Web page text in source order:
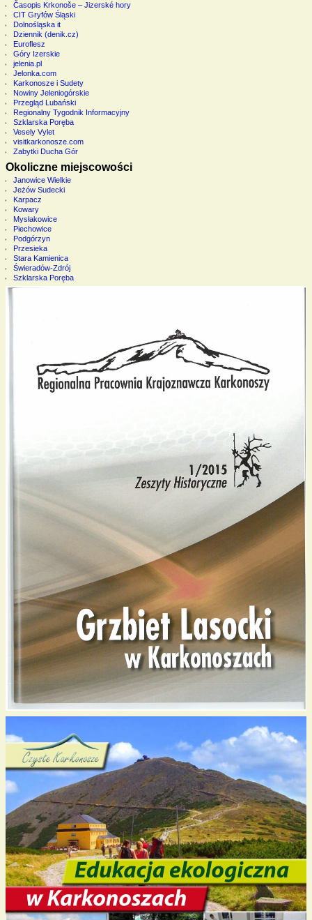
Časopis Krkonoše – Jizerské hory
CIT Gryfów Śląski
Dolnośląska it
Dziennik (denik.cz)
Euroflesz
Góry Izerskie
jelenia.pl
Jelonka.com
Karkonosze i Sudety
Nowiny Jeleniogórskie
Przegląd Lubański
Regionalny Tygodnik Informacyjny
Szklarska Poręba
Vesely Vylet
visitkarkonosze.com
Zabytki Ducha Gór
Okoliczne miejscowości
Janowice Wielkie
Jeżów Sudecki
Karpacz
Kowary
Mysłakowice
Piechowice
Podgórzyn
Przesieka
Stara Kamienica
Świeradów-Zdrój
Szklarska Poręba